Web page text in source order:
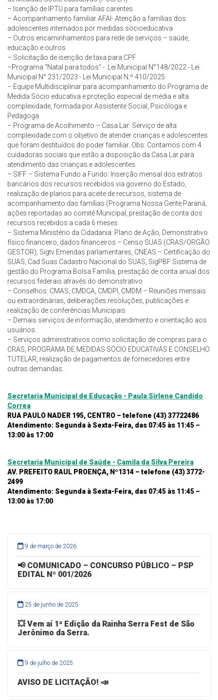
– Isenção de IPTU para famílias carentes
– Acompanhamento familiar AFAI- Atenção a famílias dos
adolescentes internados por medidas socioeducativa
– Outros encaminhamentos para rede de serviços – saúde,
educação e outros
– Solicitação de isenção de taxa para CPF
–Programa “Natal para todos” - Lei Municipal N°148/2022 - Lei
Municipal N° 231/2023 - Lei Municipal N.º 410/2025
– Equipe Multidisciplinar para acompanhamento do Programa de
Medida Sócio educativa e proteção especial de média e alta
complexidade, formada por Assistente Social, Psicóloga e
Pedagoga
– Programa de Acolhimento – Casa Lar: Serviço de alta
complexidade com o objetivo de atender crianças e adolescentes
que foram destituídos do poder familiar. Obs: Contamos com 4
cuidadoras sociais que estão a disposição da Casa Lar para
atendimento das crianças e adolescentes.
– SIFF – Sistema Fundo a Fundo: Inserção mensal dos extratos
bancários dos recursos recebidos via governo do Estado,
realização de planos para aceite de recursos, sistema de
acompanhamento das famílias (Programa Nossa Gente Paraná,
ações reportadas ao comitê Municipal, prestação de conta dos
recursos recebidos a cada 6 meses
– Sistema Ministério da Cidadania: Plano de Ação, Demonstrativo
físico financeiro, dados financeiros – Censo SUAS (CRAS/ORGÃO
GESTOR), Sigtv Emendas parlamentares, CNEAS – Certificação do
SUAS, Cad Suas Cadastro Nacional do SUAS, SigPBF Sistema de
gestão do Programa Bolsa Família, prestação de conta anual dos
recursos federais através do demonstrativo
– Conselhos: CMAS, CMDCA, CMDPI, CMDM – Reuniões mensais
ou extraordinárias, deliberações resoluções, publicações e
realização de conferências Municipais
– Demais serviços de informação, atendimento e orientação aos
usuários.
– Serviços administrativos como solicitação de compras para o
CRAS, PROGRAMA DE MEDIDAS SÓCIO EDUCATIVAS E CONSELHO
TUTELAR, realização de pagamentos de fornecedores entre
outras demandas.
Secretaria Municipal de Educação - Paula Sirlene Candido
Correa
RUA PAULO NADER 195, CENTRO – telefone (43) 37722486
Atendimento: Segunda à Sexta-Feira, das 07:45 às 11:45 –
13:00 às 17:00
Secretaria Municipal de Saúde - Camila da Silva Pereira
AV. PREFEITO RAUL PROENÇA, Nº1314 – telefone (43) 3772-
2499
Atendimento: Segunda à Sexta-Feira, das 07:45 às 11:45 –
13:00 às 17:00
9 de março de 2026
📢 COMUNICADO – CONCURSO PÚBLICO – PSP
EDITAL Nº 001/2026
25 de junho de 2025
💥 Vem aí 1ª Edição da Rainha Serra Fest de São
Jerônimo da Serra.
9 de julho de 2025
AVISO DE LICITAÇÃO! 📣